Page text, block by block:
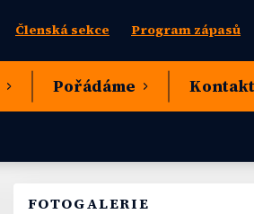
Členská sekce Program zápasů
Pořádáme
FOTOGALERIE